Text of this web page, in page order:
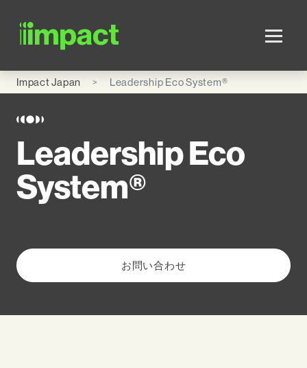
Impact Japan Leadership Eco System®
Leadership Eco
System®
お問い合わせ